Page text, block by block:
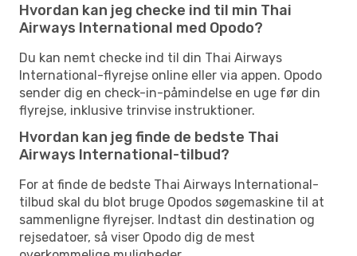
Hvordan kan jeg checke ind til min Thai
Airways International med Opodo?
Du kan nemt checke ind til din Thai Airways
International-flyrejse online eller via appen. Opodo
sender dig en check-in-påmindelse en uge før din
flyrejse, inklusive trinvise instruktioner.
Hvordan kan jeg finde de bedste Thai
Airways International-tilbud?
For at finde de bedste Thai Airways International-
tilbud skal du blot bruge Opodos søgemaskine til at
sammenligne flyrejser. Indtast din destination og
rejsedatoer, så viser Opodo dig de mest